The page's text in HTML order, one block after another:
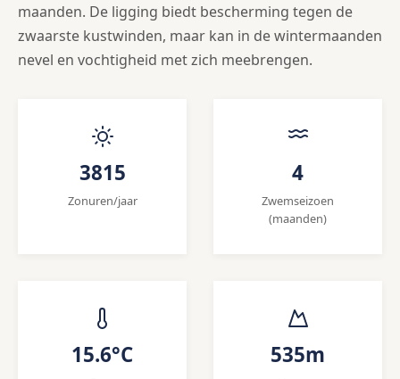
maanden. De ligging biedt bescherming tegen de
zwaarste kustwinden, maar kan in de wintermaanden
nevel en vochtigheid met zich meebrengen.
3815
Zonuren/jaar
4
Zwemseizoen
(maanden)
15.6°C 535m